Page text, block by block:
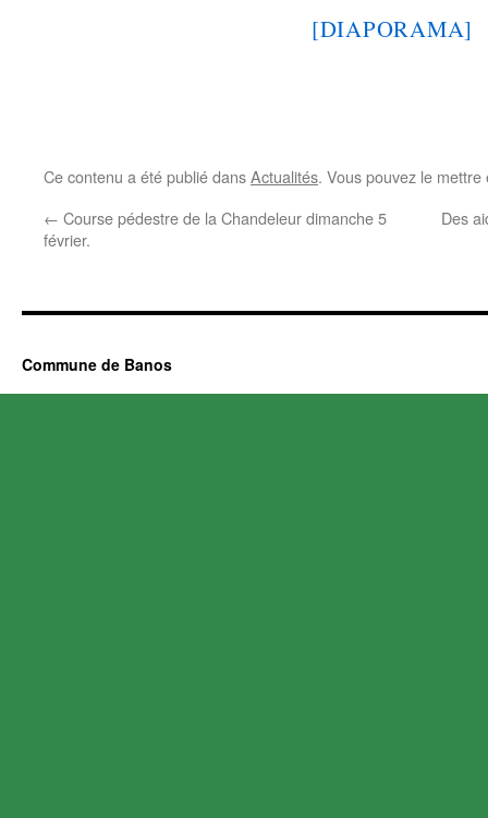
[DIAPORAMA]
Ce contenu a été publié dansActualités. Vous pouvez le
← Course pédestre de la Chandeleur dimanche 5
février.
Des
Commune de Banos